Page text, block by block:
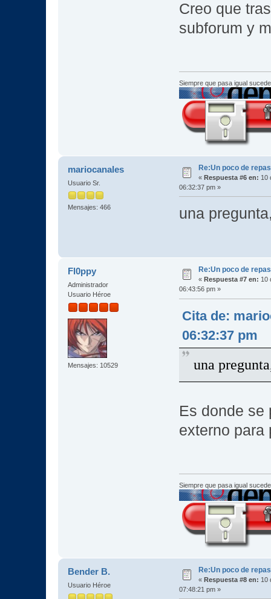
Creo que
subforum y
Siempre que pasa igual
mariocanales
Usuario Sr.
Mensajes: 466
Re:Un poco de
« Respuesta #6 en: 10
06:32:37 pm »
una
Fl0ppy
Administrador
Usuario Héroe
Mensajes: 10529
Re:Un poco de
« Respuesta #7 en: 10
06:43:56 pm »
Cita de:
06:32:37 pm
una
Es donde se
externo para
Siempre que pasa igual
Bender B.
Usuario Héroe
Re:Un poco de
« Respuesta #8 en: 10
07:48:21 pm »